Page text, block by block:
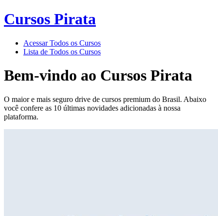
Cursos Pirata
Acessar Todos os Cursos
Lista de Todos os Cursos
Bem-vindo ao Cursos Pirata
O maior e mais seguro drive de cursos premium do Brasil. Abaixo
você confere as 10 últimas novidades adicionadas à nossa
plataforma.